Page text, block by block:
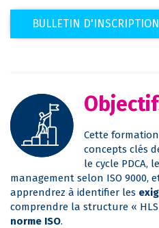
BULLETIN D'INSCRIPTION
Cette
concepts clés
le cycle PDCA,
management selon ISO 9000,
apprendrez à identifier les
comprendre la structure « HLS
norme ISO.